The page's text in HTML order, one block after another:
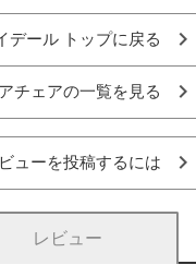
デール トップに戻る
チェアの一覧を見る
ューを投稿するには
レビュー